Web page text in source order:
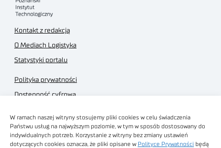
W ramach naszej witryny stosujemy pliki cookies w celu świadczenia
Państwu usług na najwyższym poziomie, w tym w sposób dostosowany do
indywidualnych potrzeb. Korzystanie z witryny bez zmiany ustawień
dotyczących cookies oznacza, że pliki opisane w Polityce Prywatności będą
Kontakt z redakcją
O Mediach Logistyka
Statystyki portalu
Polityka prywatności
Dostępność cyfrowa
Regulamin sklepu